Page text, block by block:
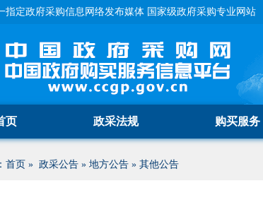
指定政府采购信息网络发布媒体 国家级政府采购专业网站
页 政采法规 购买服务
首页 » 政采公告 » 地方公告 » 其他公告